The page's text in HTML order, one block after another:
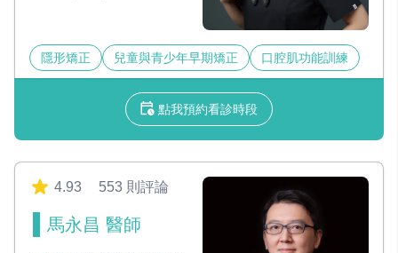
隱形矯正 兒童與青少年早期矯正 口腔肌功能訓練
點我預約看診時段
4.93 553 則評論
馬永昌 醫師